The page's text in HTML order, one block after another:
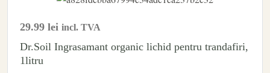
29.99 lei incl. TVA
Dr.Soil Ingrasamant organic lichid pentru trandafiri,
1litru